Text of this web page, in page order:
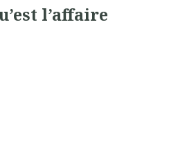
l’affaire